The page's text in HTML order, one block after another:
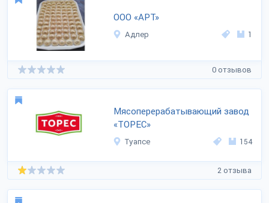
ООО «АРТ»
Адлер 1
0 отзывов
Мясоперерабатывающий завод
«ТОРЕС»
Туапсе 154
2 отзыва